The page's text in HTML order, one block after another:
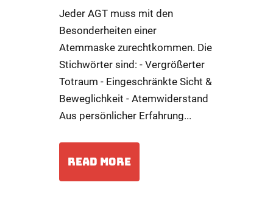
Jeder AGT muss mit den
Besonderheiten einer
Atemmaske zurechtkommen. Die
Stichwörter sind: - Vergrößerter
Totraum - Eingeschränkte Sicht &
Beweglichkeit - Atemwiderstand
Aus persönlicher Erfahrung...
READ MORE